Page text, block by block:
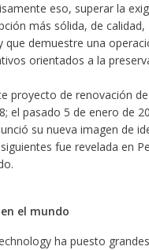
eso, superar la
más sólida, de calidad,
que demuestre una
orientados a la
proyecto de renovación
el pasado 5 de enero de
su nueva imagen de
fue revelada en
el mundo
ha puesto